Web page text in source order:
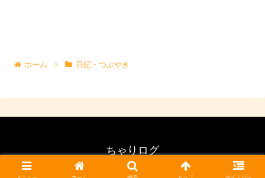
ホーム 日記・つぶやき
ちゃりログ
© 2015 ちゃりログ.